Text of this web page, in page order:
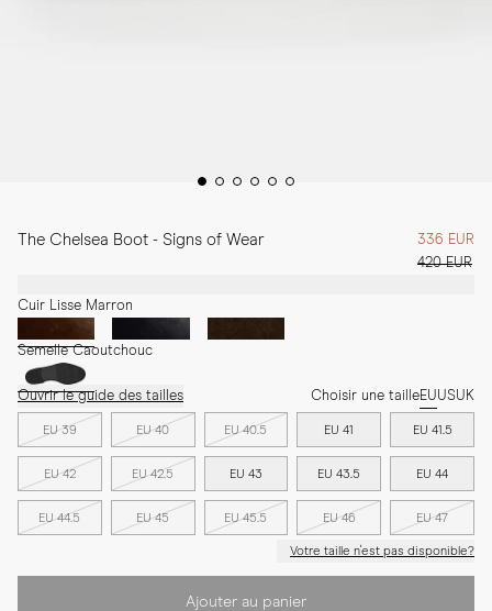
The Chelsea Boot - Signs of Wear
336 EUR
420 EUR
Cuir Lisse Marron
Semelle Caoutchouc
Ouvrir le guide des tailles Choisir une tailleEUUSUK
EU 39 EU 40 EU 40.5 EU 41 EU 41.5
EU 42 EU 42.5 EU 43 EU 43.5 EU 44
EU 44.5 EU 45 EU 45.5 EU 46 EU 47
Votre taille n'est pas disponible?
Ajouter au panier